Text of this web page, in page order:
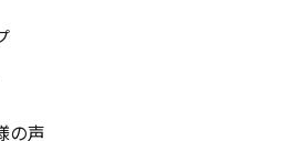
の声